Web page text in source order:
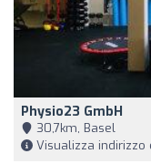
Physio23 GmbH
30,7km, Basel
Visualizza indirizzo